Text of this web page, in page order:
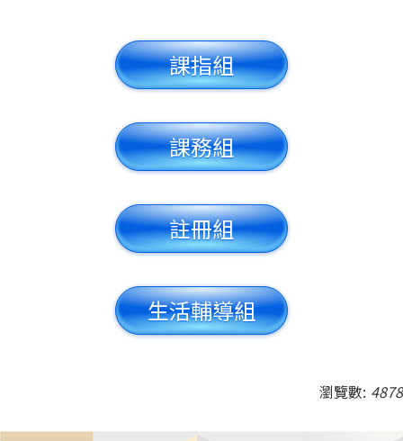
課指組
課務組
註冊組
生活輔導組
瀏覽數: 4878